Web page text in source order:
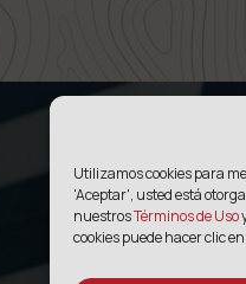
Utilizamos cookies para
'Aceptar', usted está
nuestrosTérminos de Uso
cookies puede hacer clic